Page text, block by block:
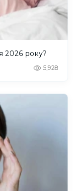
2026 року?
5,928